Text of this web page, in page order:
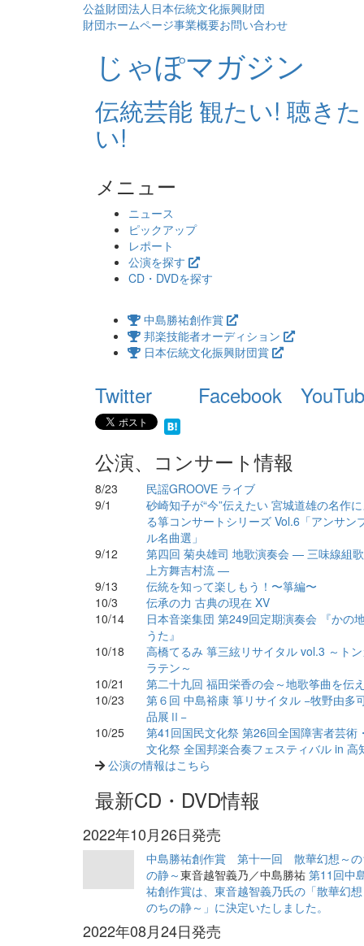
公益財団法人日本伝統文化振興財団
財団ホームページ事業概要お問い合わせ
じゃぽマガジン
伝統芸能 観たい! 聴きた
い!
メニュー
ニュース
ピックアップ
レポート
公演を探す
CD・DVDを探す
中島勝祐創作賞
邦楽技能者オーディション
日本伝統文化振興財団賞
Twitter Facebook
公演、コンサート情報
8/23
民謡GROOVE ライブ
9/1
砂崎知子が“今”伝えたい 宮城道雄の名作に
る箏コンサートシリーズ Vol.6「アンサン
ル名曲選」
9/12
第四回 菊央雄司 地歌演奏会 — 三味線組
上方舞吉村流 —
9/13
伝統を知って楽しもう！〜箏編〜
10/3
伝承の力 古典の現在 XV
10/14
日本音楽集団 第249回定期演奏会 『かの
うた』
10/18
高橋てるみ 箏三絃リサイタル vol.3 ～トン
ラテン～
10/21
第二十九回 福田栄香の会～地歌筝曲を伝
10/23
第６回 中島裕康 箏リサイタル −牧野由多
品展Ⅱ−
10/25
第41回国民文化祭 第26回全国障害者芸術・
文化祭 全国邦楽合奏フェスティバル in 高
公演の情報はこちら
最新CD・DVD情報
2022年10月26日発売
中島勝祐創作賞 第十一回 散華幻想～の
の静～東音越智義乃／中島勝祐第11回中
祐創作賞は、東音越智義乃氏の「散華幻想
のちの静～」に決定いたしました。
2022年08月24日発売